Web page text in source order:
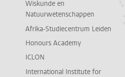
Wiskunde en
Natuurwetenschappen
Afrika-Studiecentrum Leiden
Honours Academy
ICLON
International Institute for